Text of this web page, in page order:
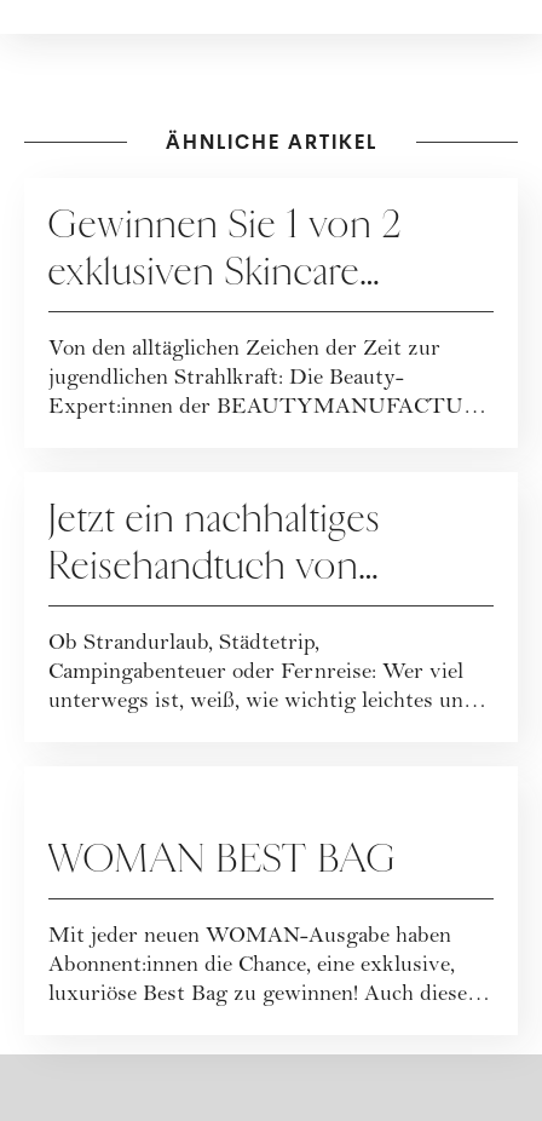
ÄHNLICHE ARTIKEL
Gewinnen Sie 1 von 2
exklusiven Skincare
Packages der
BEAUTYMANUFACTUR!
Von den alltäglichen Zeichen der Zeit zur
jugendlichen Strahlkraft: Die Beauty-
Expert:innen der BEAUTYMANUFACTUR
Jetzt ein nachhaltiges
Reisehandtuch von
Buvanha gewinnen
Ob Strandurlaub, Städtetrip,
Campingabenteuer oder Fernreise: Wer viel
unterwegs ist, weiß, wie wichtig leichtes und
WOMAN BEST BAG
Mit jeder neuen WOMAN-Ausgabe haben
Abonnent:innen die Chance, eine exklusive,
luxuriöse Best Bag zu gewinnen! Auch dieses